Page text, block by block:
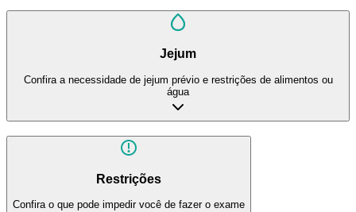
Jejum
Confira a necessidade de jejum prévio e restrições de alimentos ou
água
Restrições
Confira o que pode impedir você de fazer o exame